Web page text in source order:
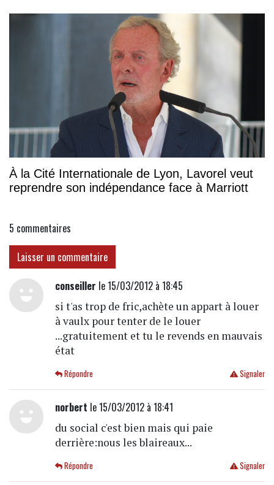
À la Cité Internationale de Lyon, Lavorel veut
reprendre son indépendance face à Marriott
5 commentaires
Laisser un commentaire
conseiller le 15/03/2012 à 18:45
si t'as trop de fric,achète un appart à louer
à vaulx pour tenter de le louer
...gratuitement et tu le revends en mauvais
état
Signaler
Répondre
norbert le 15/03/2012 à 18:41
du social c'est bien mais qui paie
derrière:nous les blaireaux...
Signaler
Répondre